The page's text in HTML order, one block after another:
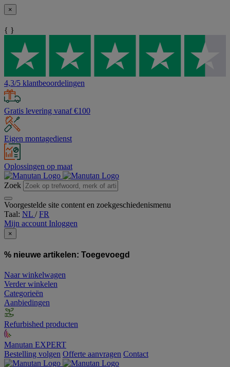
×
{ }
4,3/5 klantbeoordelingen
Gratis levering vanaf €100
Eigen montagedienst
Oplossingen op maat
Zoek
Voorgestelde site content en zoekgeschiedenismenu
Taal: NL /FR
Mijn account Inloggen
×
% nieuwe artikelen: Toegevoegd
Naar winkelwagen
Verder winkelen
Categorieën
Aanbiedingen
Refurbished producten
Manutan EXPERT
Bestelling volgen Offerte aanvragen Contact